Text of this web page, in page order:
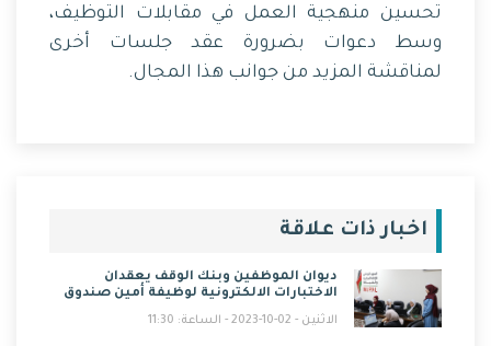
تحسين منهجية العمل في مقابلات التوظيف،
وسط دعوات بضرورة عقد جلسات أخرى
لمناقشة المزيد من جوانب هذا المجال.
اخبار ذات علاقة
ديوان الموظفين وبنك الوقف يعقدان
الاختبارات الالكترونية لوظيفة أمين صندوق
الاثنين - 02-10-2023 - الساعة: 11:30